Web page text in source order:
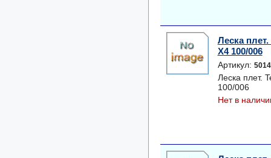
Леска
X4 100/006
Артикул:
Леска плет.
100/006
Нет в